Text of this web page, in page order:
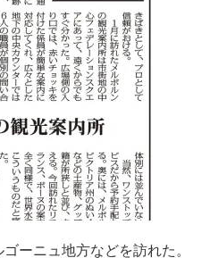
ーニュ地方などを訪れた。